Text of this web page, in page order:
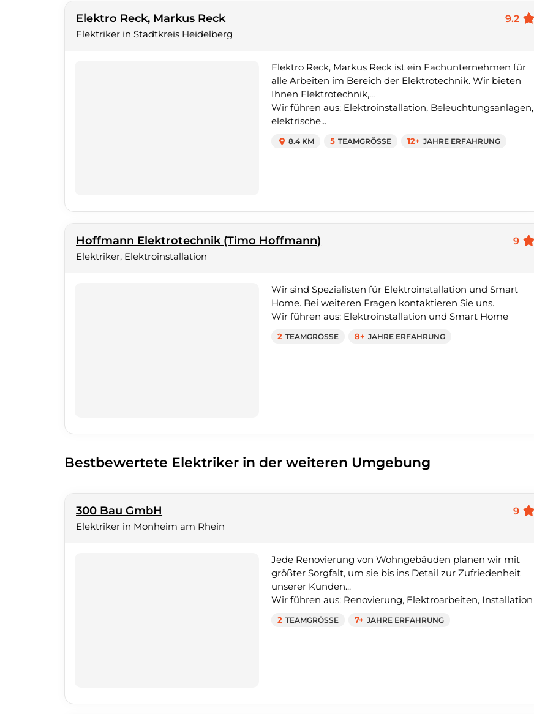
Elektro Reck, Markus Reck
9.2
Elektriker in Stadtkreis Heidelberg
Elektro Reck, Markus Reck ist ein Fachunternehmen für
alle Arbeiten im Bereich der Elektrotechnik. Wir bieten
Ihnen Elektrotechnik,...
Wir führen aus: Elektroinstallation, Beleuchtungsanlagen,
elektrische...
8.4 KM 5 TEAMGRÖSSE 12+ JAHRE ERFAHRUNG
Hoffmann Elektrotechnik (Timo Hoffmann)
9
Elektriker, Elektroinstallation
Wir sind Spezialisten für Elektroinstallation und Smart
Home. Bei weiteren Fragen kontaktieren Sie uns.
Wir führen aus: Elektroinstallation und Smart Home
2 TEAMGRÖSSE 8+ JAHRE ERFAHRUNG
Bestbewertete Elektriker in der weiteren Umgebung
300 Bau GmbH
9
Elektriker in Monheim am Rhein
Jede Renovierung von Wohngebäuden planen wir mit
größter Sorgfalt, um sie bis ins Detail zur Zufriedenheit
unserer Kunden...
Wir führen aus: Renovierung, Elektroarbeiten, Installation
2 TEAMGRÖSSE 7+ JAHRE ERFAHRUNG